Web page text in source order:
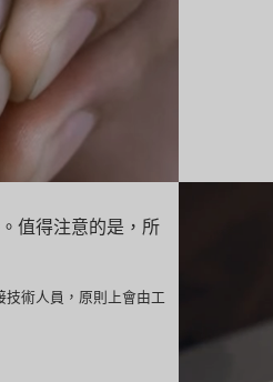
值得注意的是，所
術人員，原則上會由工